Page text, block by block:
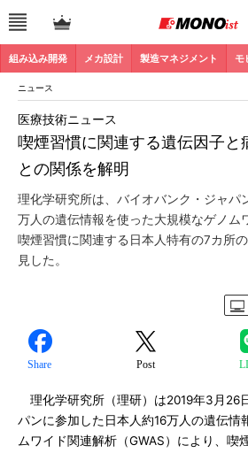
組み込み開発 メカ設計 製造マネジメント モ
ニュース
喫煙習慣に関連する遺伝因子と
との関係を解明
医療技術ニュース
理化学研究所は、バイオバンク・ジャパ
万人の遺伝情報を使った大規模なゲノム
喫煙習慣に関連する日本人特有の7カ所
見した。
Share Post
理化学研究所（理研）は2019年3月26
パンに参加した日本人約16万人の遺伝情
ムワイド関連解析（GWAS）により、喫